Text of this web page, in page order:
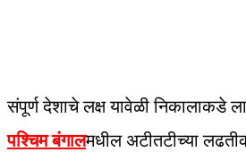
संपूर्ण देशाचे लक्ष यावेळी निकालाकडे
पश्चिम बंगालमधील अटीतटीच्या